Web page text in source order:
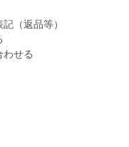
（返品等）
わせる